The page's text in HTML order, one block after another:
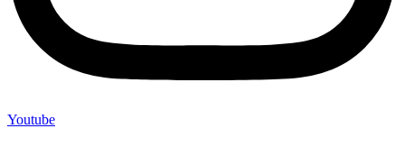
Youtube